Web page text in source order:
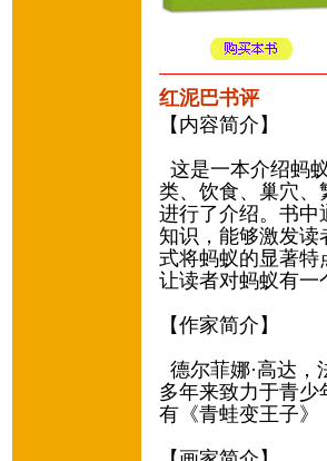
红泥巴书评
【内容简介】
这是一本介绍蚂
类、饮食、巢穴、
进行了介绍。书中
知识，能够激发读
式将蚂蚁的显著特
让读者对蚂蚁有
【作家简介】
德尔菲娜·高达
多年来致力于青
有《青蛙变王子